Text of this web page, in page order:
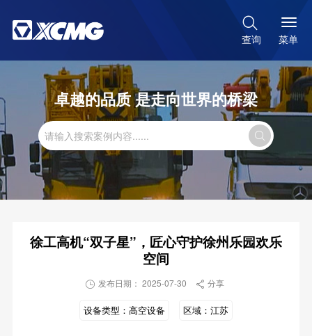

查询 菜单
卓越的品质 是走向世界的桥梁

徐工高机“双子星”，匠心守护徐州乐园欢乐
空间
 发布日期： 2025-07-30  分享
设备类型： 高空设备 区域： 江苏